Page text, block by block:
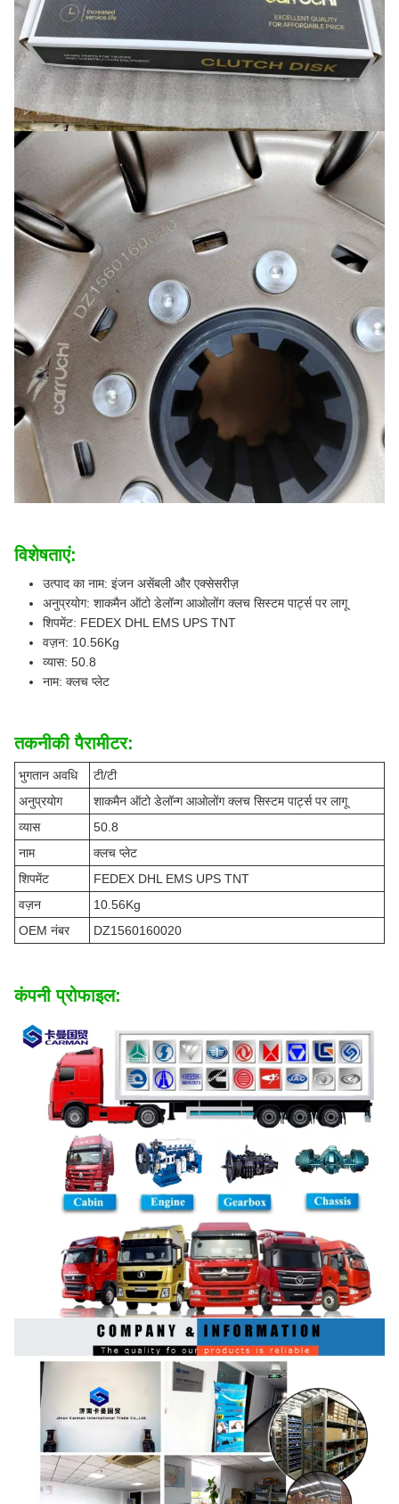
विशेषताएं:
उत्पाद का नाम: इंजन असेंबली और एक्सेसरीज़
अनुप्रयोग: शाकमैन ऑटो डेलॉन्ग आओलोंग क्लच सिस्टम पार्ट्स पर लागू
शिपमेंट: FEDEX DHL EMS UPS TNT
वज़न: 10.56Kg
व्यास: 50.8
नाम: क्लच प्लेट
तकनीकी पैरामीटर:
भुगतान अवधि
टी/टी
अनुप्रयोग
शाकमैन ऑटो डेलॉन्ग आओलोंग क्लच सिस्टम पार्ट्स पर लागू
व्यास
50.8
नाम
क्लच प्लेट
शिपमेंट
FEDEX DHL EMS UPS TNT
वज़न
10.56Kg
OEM नंबर
DZ1560160020
कंपनी प्रोफाइल: